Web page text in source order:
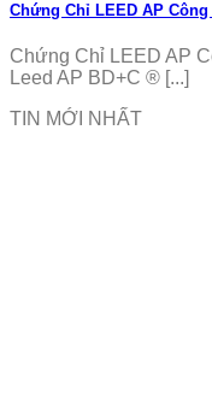
Chứng Chỉ LEED AP
Chứng Chỉ LEED AP
Leed AP BD+C ® [...]
TIN MỚI NHẤT